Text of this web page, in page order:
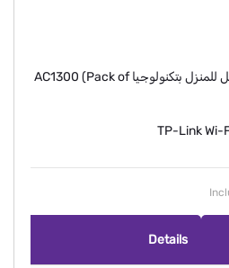
نظام شبكة الواي فاي المتكامل للمنزل بتكنولوجيا AC1300 (Pack of
TP-Link Wi-
Details